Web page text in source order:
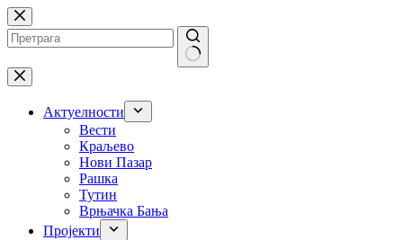
Skip
to
content
No
results
Актуелности
Вести
Краљево
Нови Пазар
Рашка
Тутин
Врњачка Бања
Пројекти